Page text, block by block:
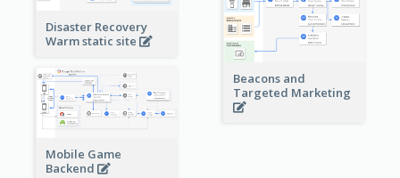
Disaster Recovery
Warm static site
Beacons and
Targeted Marketing
Mobile Game
Backend